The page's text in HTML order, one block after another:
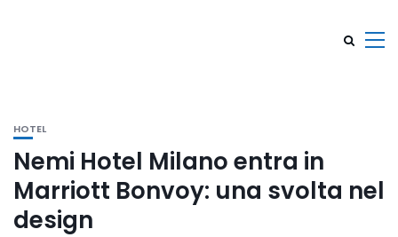
HOTEL
Nemi Hotel Milano entra in
Marriott Bonvoy: una svolta nel
design